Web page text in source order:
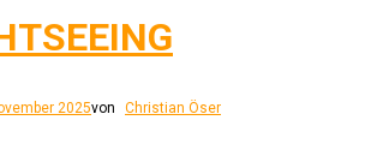
2025von Christian Öser